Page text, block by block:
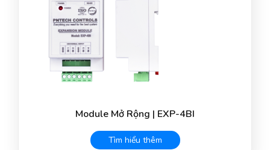
Module Mở Rộng | EXP-4BI
Tìm hiểu thêm